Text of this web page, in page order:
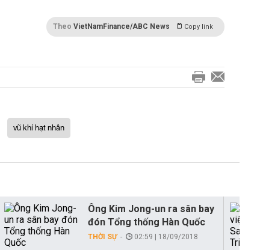
Theo VietNamFinance/ABC News Copy link
vũ khí hạt nhân
Ông Kim Jong-un ra sân bay
đón Tổng thống Hàn Quốc
THỜI SỰ 02:59 | 18/09/2018